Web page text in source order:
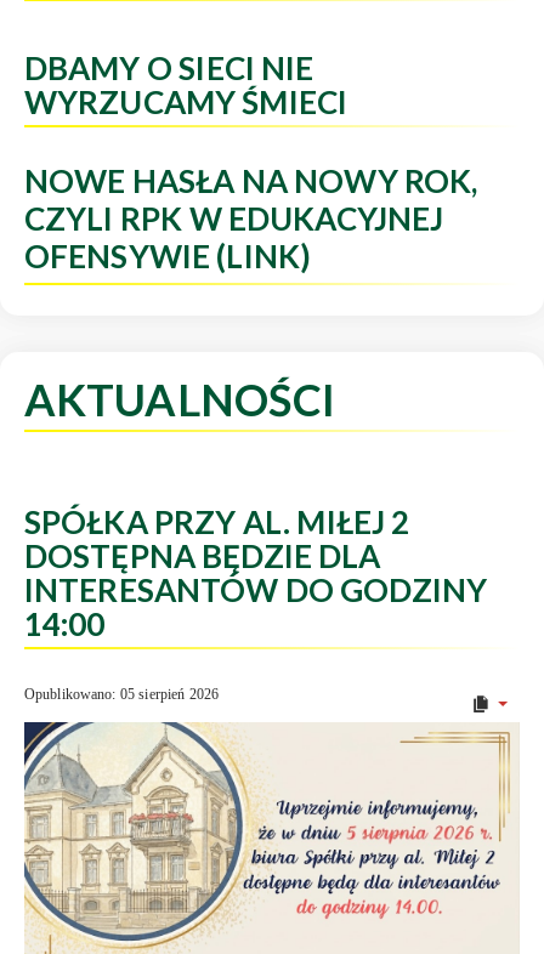
DBAMY O SIECI NIE
WYRZUCAMY ŚMIECI
NOWE HASŁA NA NOWY ROK,
CZYLI RPK W EDUKACYJNEJ
OFENSYWIE (LINK)
AKTUALNOŚCI
SPÓŁKA PRZY AL. MIŁEJ 2
DOSTĘPNA BĘDZIE DLA
INTERESANTÓW DO GODZINY
14:00
Opublikowano: 05 sierpień 2026